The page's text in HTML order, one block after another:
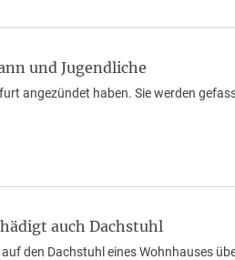
und Jugendliche
angezündet haben. Sie werden
auch Dachstuhl
den Dachstuhl eines Wohnhauses